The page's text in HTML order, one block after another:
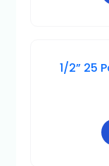
1/2” 25